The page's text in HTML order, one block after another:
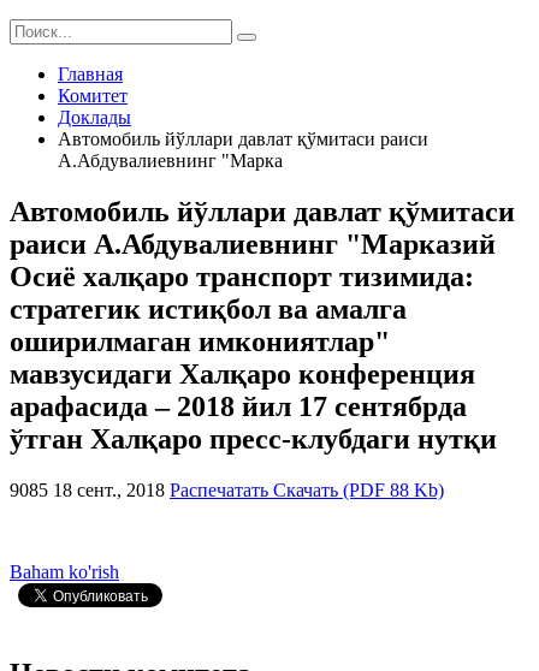
Главная
Комитет
Доклады
Автомобиль йўллари давлат қўмитаси раиси
А.Абдувалиевнинг "Марка
Автомобиль йўллари давлат қўмитаси
раиси А.Абдувалиевнинг "Марказий
Осиё халқаро транспорт тизимида:
стратегик истиқбол ва амалга
оширилмаган имкониятлар"
мавзусидаги Халқаро конференция
арафасида – 2018 йил 17 сентябрда
ўтган Халқаро пресс-клубдаги нутқи
9085 18 сент., 2018 Распечатать Скачать (PDF 88 Kb)
Baham ko'rish